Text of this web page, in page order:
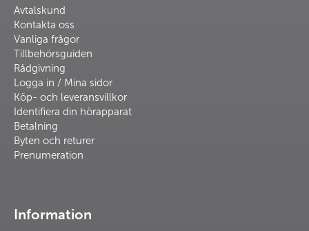
Avtalskund
Kontakta oss
Vanliga frågor
Tillbehörsguiden
Rådgivning
Logga in / Mina sidor
Köp- och leveransvillkor
Identifiera din hörapparat
Betalning
Byten och returer
Prenumeration
Information